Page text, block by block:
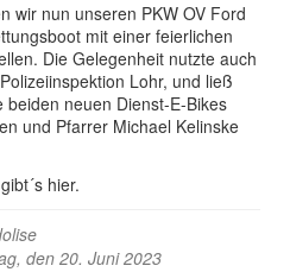
wir nun unseren PKW OV Ford
mit einer feierlichen
Die Gelegenheit nutzte auch
Lohr, und ließ
neuen Dienst-E-Bikes
und Pfarrer Michael Kelinske
hier.
den 20. Juni 2023